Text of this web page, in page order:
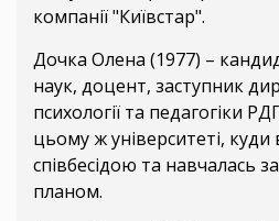
компанії "Київстар".
Дочка Олена (1977) –
наук, доцент, заступник
психології та педагогіки
цьому ж університеті, куди
співбесідою та навчалась
планом.